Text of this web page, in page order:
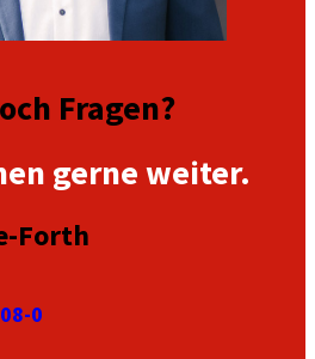
Fragen?
gerne weiter.
Forth
0